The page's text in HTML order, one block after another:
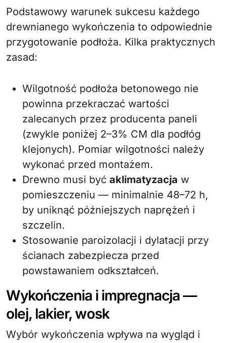
Podstawowy warunek sukcesu każdego
drewnianego wykończenia to odpowiednie
przygotowanie podłoża. Kilka praktycznych
zasad:
Wilgotność podłoża betonowego nie
powinna przekraczać wartości
zalecanych przez producenta paneli
(zwykle poniżej 2–3% CM dla podłóg
klejonych). Pomiar wilgotności należy
wykonać przed montażem.
Drewno musi być aklimatyzacja w
pomieszczeniu — minimalnie 48–72 h,
by uniknąć późniejszych naprężeń i
szczelin.
Stosowanie paroizolacji i dylatacji przy
ścianach zabezpiecza przed
powstawaniem odkształceń.
Wykończenia i impregnacja —
olej, lakier, wosk
Wybór wykończenia wpływa na wygląd i